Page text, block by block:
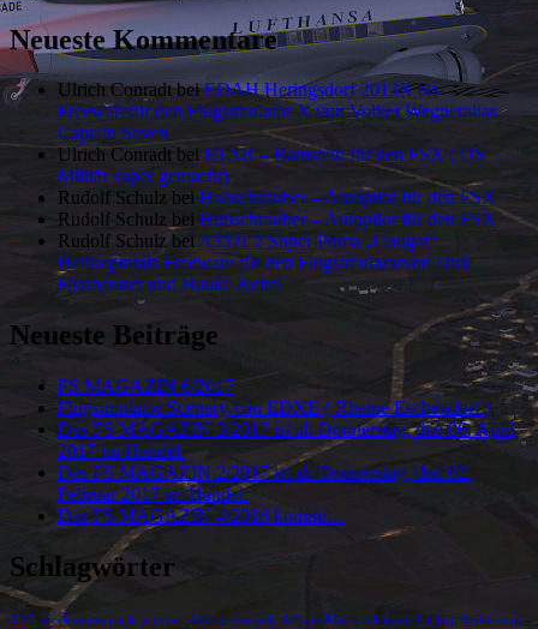
Neueste Kommentare
Ulrich ConradtbeiEDAH Heringsdorf 2013X als
Freewarefür den Flugsimulator X von Volker Wegneralias
Captain Seven
Ulrich Conradt bei ETAR – Ramstein für den FSX ( US
Militär super gemacht)
Rudolf Schulz bei Hubschrauber – Autopilot für den FSX
Rudolf Schulz bei Hubschrauber – Autopilot für den FSX
Rudolf Schulz bei A332L2 Super Puma „Cougar“
Helikopterals Freeware für den Flugsimulatorvon Dirk
Fassbender und Hauke Keitel
Neueste Beiträge
FS MAGAZIN 6/2017
Flugsimulator Scenery von EDXE ( Rheine Eschendorf )
Das FS MAGAZIN 3/2017 ist ab Donnerstag, den 06. April
2017 im Handel.
Das FS MAGAZIN 2/2017 ist ab Donnerstag, den 02.
Februar 2017 im Handel.
Das FS MAGAZIN 4/2016 kommt…
Schlagwörter
3.15 acceleration pack acronist Addon aerosoft AffinityMask anleitung backup bedienung